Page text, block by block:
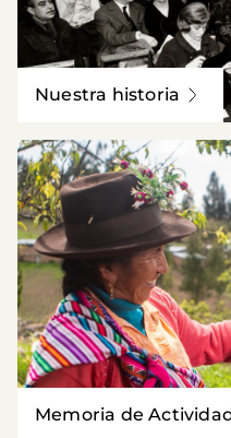
Nuestra historia
Memoria de